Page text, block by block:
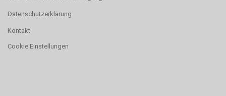
Datenschutzerklärung
Kontakt
Cookie Einstellungen